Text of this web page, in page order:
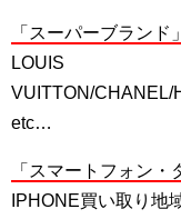
「スーパーブランド」
LOUIS
VUITTON/
etc…
「スマートフォン・
IPHONE買い取り地